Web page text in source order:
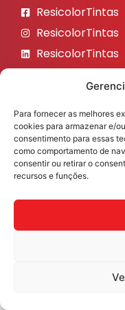
Para fornecer as melhores
cookies para armazenar e/
consentimento para essas
como comportamento de
consentir ou retirar o
recursos e funções.
ResicolorTintas
ResicolorTintas
ResicolorTintas
ResicolorTintas
ResicolorTintas